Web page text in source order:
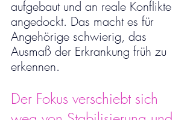
aufgebaut und an reale Konflikte
angedockt. Das macht es für
Angehörige schwierig, das
Ausmaß der Erkrankung früh zu
erkennen.
Der Fokus verschiebt sich